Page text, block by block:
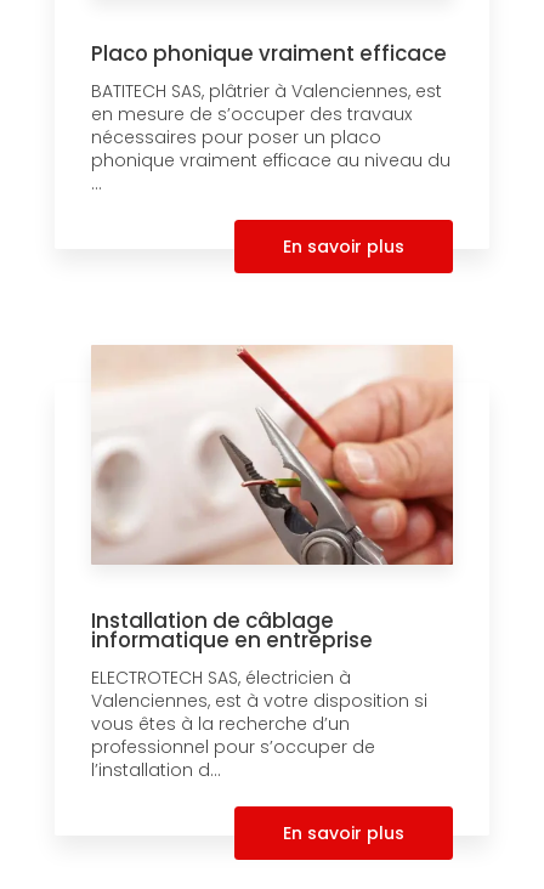
Placo phonique vraiment efficace
BATITECH SAS, plâtrier à Valenciennes, est
en mesure de s’occuper des travaux
nécessaires pour poser un placo
phonique vraiment efficace au niveau du
...
En savoir plus
Installation de câblage
informatique en entreprise
ELECTROTECH SAS, électricien à
Valenciennes, est à votre disposition si
vous êtes à la recherche d’un
professionnel pour s’occuper de
l’installation d...
En savoir plus